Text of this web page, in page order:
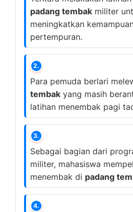
padang tembak militer
meningkatkan
pertempuran.
2.
Para pemuda berlari
tembak yang masih
latihan menembak pagi
3.
Sebagai bagian dari
militer, mahasiswa
menembak di padang
4.